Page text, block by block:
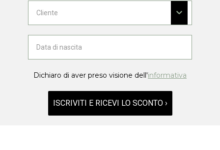
Dichiaro di aver preso visione dell'informativa
ISCRIVITI E RICEVI LO SCONTO ›